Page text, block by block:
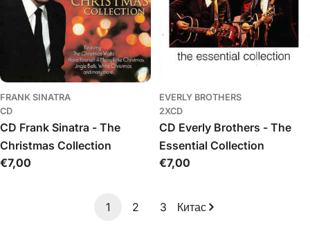
FRANK SINATRA
CD
CD Frank Sinatra - The
Christmas Collection
Обычная
€7,00
EVERLY BROTHERS
2XCD
CD Everly Brothers - The
Essential Collection
Обычная
€7,00
1 2 3 Китас